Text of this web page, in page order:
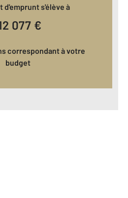
d'emprunt s'élève à
077 €
budget